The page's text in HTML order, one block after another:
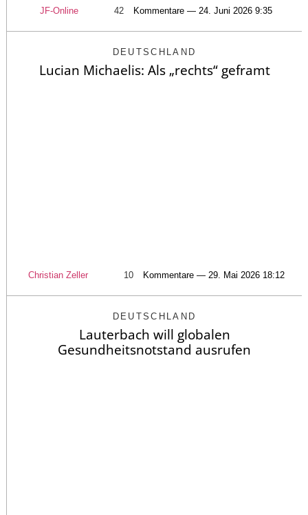
JF-Online 42 Kommentare — 24. Juni 2026 9:35
DEUTSCHLAND
Lucian Michaelis: Als „rechts“ geframt
Christian Zeller 10 Kommentare — 29. Mai 2026 18:12
DEUTSCHLAND
Lauterbach will globalen
Gesundheitsnotstand ausrufen